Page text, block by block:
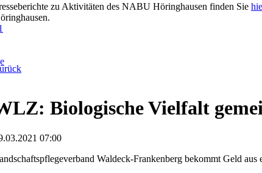
zu Aktivitäten des NABU Höringhausen finden Sie
Biologische Vielfalt
07:00
Waldeck-Frankenberg bekommt Geld aus